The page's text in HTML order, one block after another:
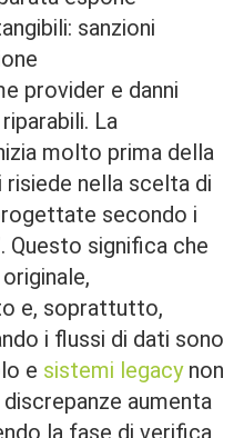
sanzioni
provider e danni
La
molto prima della
nella scelta di
secondo i
Questo significa che
e, soprattutto,
i flussi di dati sono
e sistemi legacynon
aumenta
la fase di verifica